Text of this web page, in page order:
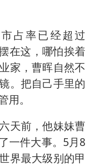
占率已经超过
在这，哪怕挨着
家，曹晖自然不
。把自己手里的
。
天前，他妹妹曹
一件大事。5月8
界最大级别的甲